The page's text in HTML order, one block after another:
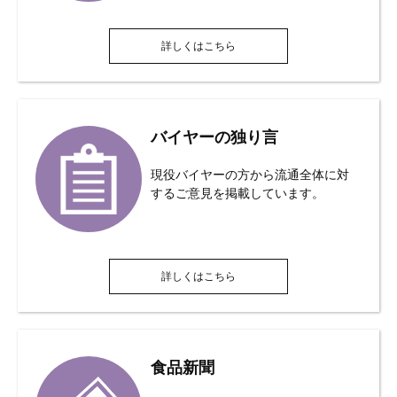
詳しくはこちら
バイヤーの独り言
現役バイヤーの方から流通全体に対
するご意見を掲載しています。
詳しくはこちら
食品新聞